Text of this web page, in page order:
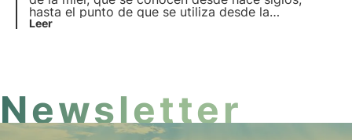
hasta el punto de que se utiliza desde la
antigüedad. La Navidad es la época del año en que
Leer
Newsletter